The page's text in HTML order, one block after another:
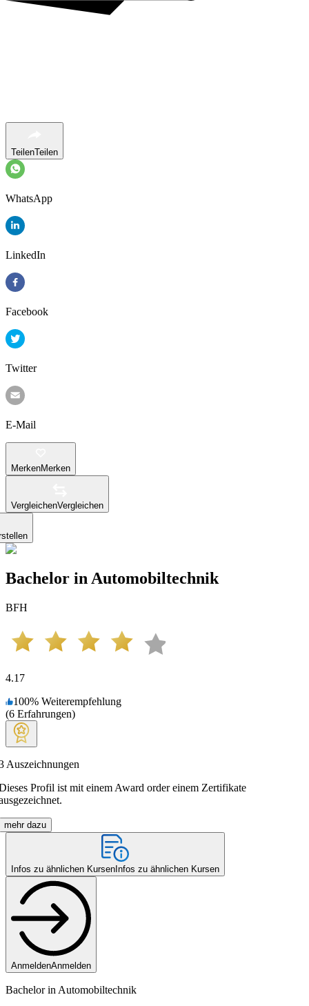
TeilenTeilen
WhatsApp
LinkedIn
Facebook
Twitter
E-Mail
MerkenMerken
VergleichenVergleichen
Bachelor in Automobiltechnik
BFH
4.17
100% Weiterempfehlung
(6 Erfahrungen)
Auszeichnungen
Profil ist mit einem Award order einem Zertifikate
mehr dazu
Infos zu ähnlichen Kursen Infos zu ähnlichen Kursen
AnmeldenAnmelden
Bachelor in Automobiltechnik